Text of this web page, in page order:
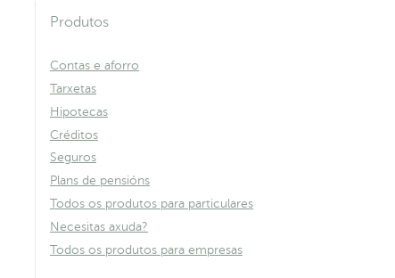
Produtos
Contas e aforro
Tarxetas
Hipotecas
Créditos
Seguros
Plans de pensións
Todos os produtos para particulares
Necesitas axuda?
Todos os produtos para empresas